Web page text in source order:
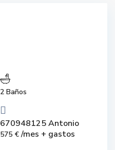
2 Baños
670948125 Antonio
575 €/mes + gastos